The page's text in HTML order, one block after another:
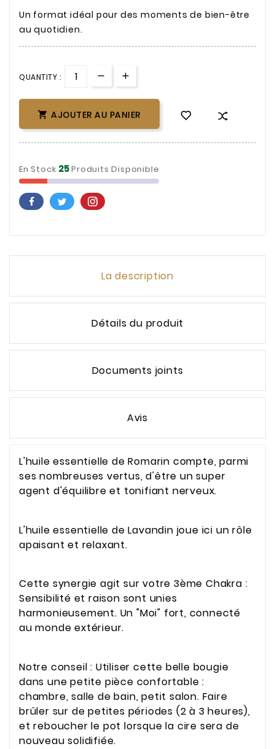
Un format idéal pour des moments de bien-être
au quotidien.
QUANTITY :
 AJOUTER AU PANIER
En Stock 25Produits Disponible
La description
Détails du produit
Documents joints
Avis
L'huile essentielle de Romarin compte, parmi
ses nombreuses vertus, d'être un super
agent d'équilibre et tonifiant nerveux.
L'huile essentielle de Lavandin joue ici un rôle
apaisant et relaxant.
Cette synergie agit sur votre 3ème Chakra :
Sensibilité et raison sont unies
harmonieusement. Un "Moi" fort, connecté
au monde extérieur.
Notre conseil : Utiliser cette belle bougie
dans une petite pièce confortable :
chambre, salle de bain, petit salon. Faire
brûler sur de petites périodes (2 à 3 heures),
et reboucher le pot lorsque la cire sera de
nouveau solidifiée.